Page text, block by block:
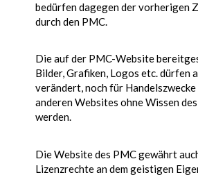
bedürfen dagegen der vorherigen
durch den PMC.
Die auf der PMC-Website
Bilder, Grafiken, Logos etc. dürfen
verändert, noch für
anderen Websites ohne Wissen
werden.
Die Website des PMC gewährt
Lizenzrechte an dem geistigen